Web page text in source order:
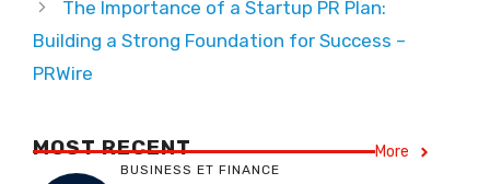
The Importance of a Startup PR Plan:
Building a Strong Foundation for Success –
PRWire
MOST RECENT More
BUSINESS ET FINANCE